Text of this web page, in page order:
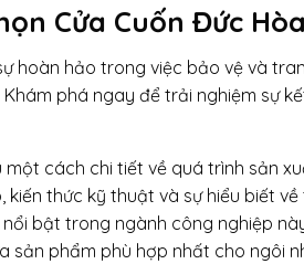
Cửa Cuốn Đức
hoàn hảo trong việc bảo vệ và
Khám phá ngay để trải nghiệm sự
một cách chi tiết về quá trình sản
kiến thức kỹ thuật và sự hiểu biết
bật trong ngành công nghiệp
sản phẩm phù hợp nhất cho ngôi